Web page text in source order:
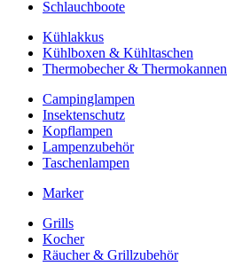
Schlauchboote
Kühlakkus
Kühlboxen & Kühltaschen
Thermobecher & Thermokannen
Campinglampen
Insektenschutz
Kopflampen
Lampenzubehör
Taschenlampen
Marker
Grills
Kocher
Räucher & Grillzubehör